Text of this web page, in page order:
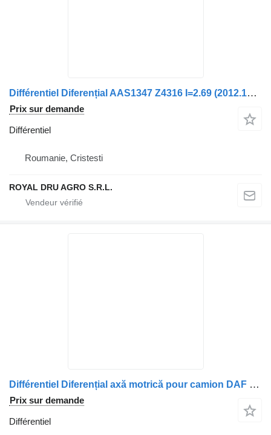
Différentiel Diferențial AAS1347 Z4316 I=2.69 (2012.12) pour camion DAF ASS1347
Prix sur demande
Différentiel
Roumanie, Cristesti
ROYAL DRU AGRO S.R.L.
Différentiel Diferențial axă motrică pour camion DAF 1334, 8577804, 2.64, 4103918
Prix sur demande
Différentiel